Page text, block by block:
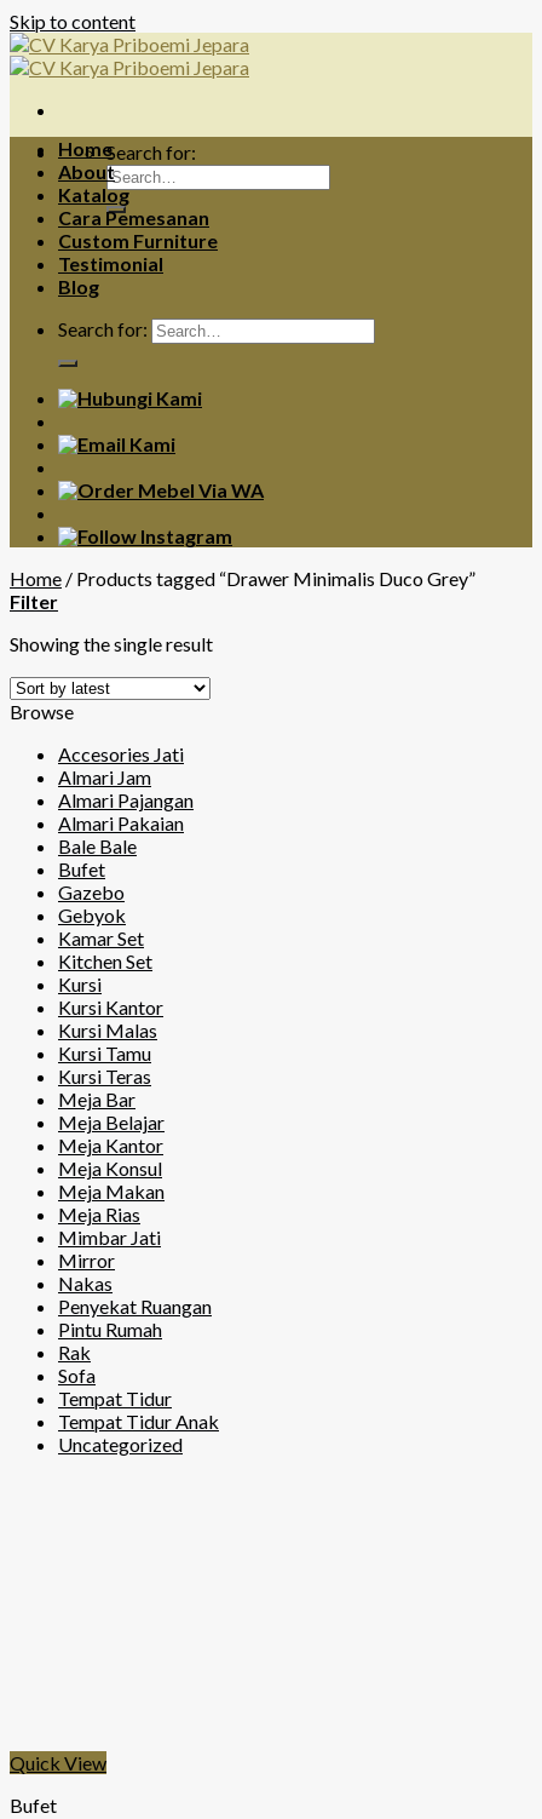
Skip to content
Search for:
Home
About
Katalog
Cara Pemesanan
Custom Furniture
Testimonial
Blog
Search for:
Home / Products tagged “Drawer Minimalis Duco Grey”
Filter
Showing the single result
Browse
Accesories Jati
Almari Jam
Almari Pajangan
Almari Pakaian
Bale Bale
Bufet
Gazebo
Gebyok
Kamar Set
Kitchen Set
Kursi
Kursi Kantor
Kursi Malas
Kursi Tamu
Kursi Teras
Meja Bar
Meja Belajar
Meja Kantor
Meja Konsul
Meja Makan
Meja Rias
Mimbar Jati
Mirror
Nakas
Penyekat Ruangan
Pintu Rumah
Rak
Sofa
Tempat Tidur
Tempat Tidur Anak
Uncategorized
Quick View
Bufet